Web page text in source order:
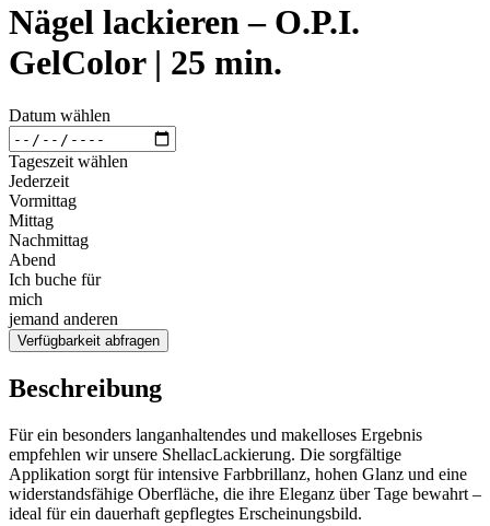
Nägel lackieren – O.P.I.
GelColor | 25 min.
Datum wählen
Tageszeit wählen
Jederzeit
Vormittag
Mittag
Nachmittag
Abend
Ich buche für
mich
jemand anderen
Verfügbarkeit abfragen
Beschreibung
Für ein besonders langanhaltendes und makelloses Ergebnis
empfehlen wir unsere ShellacLackierung. Die sorgfältige
Applikation sorgt für intensive Farbbrillanz, hohen Glanz und eine
widerstandsfähige Oberfläche, die ihre Eleganz über Tage bewahrt –
ideal für ein dauerhaft gepflegtes Erscheinungsbild.